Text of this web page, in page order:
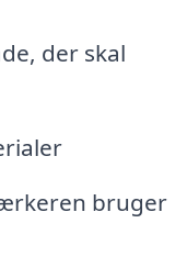
der skal
bruger